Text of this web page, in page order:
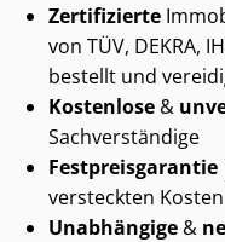
Zertifizierte
von TÜV, DEKRA,
bestellt und
Kostenlose &
Sachverständige
Fest­preis­ga­ran­tie
versteckten Kosten
Unabhängige &